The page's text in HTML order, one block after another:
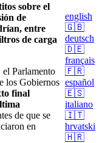
sobre el
de
entre
de carga
el Parlamento
los Gobiernos
final
de que se
en
english
🇬🇧
deutsch
🇩🇪
français
🇫🇷
español
🇪🇸
italiano
🇮🇹
hrvatski
🇭🇷